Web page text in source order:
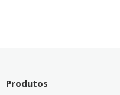
Produtos